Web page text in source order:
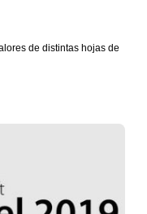
de distintas hojas de